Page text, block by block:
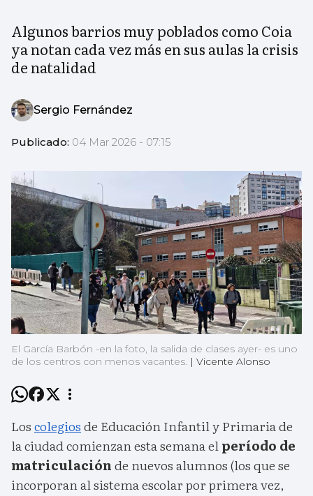
Algunos barrios muy poblados como Coia
ya notan cada vez más en sus aulas la crisis
de natalidad
Sergio Fernández
Publicado: 04 Mar 2026 - 07:15
El García Barbón -en la foto, la salida de clases ayer- es uno
de los centros con menos vacantes. | Vicente Alonso
Loscolegiosde Educación Infantil y Primaria de
la ciudad comienzan esta semana elperíodo de
matriculaciónde nuevos alumnos (los que se
incorporan al sistema escolar por primera vez,